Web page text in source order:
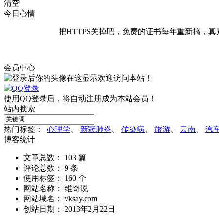
清空
今日心情
把HTTPS关掉吧，免费的证书每年重新搞，真
会员中心
欢迎访问本站！
使用QQ登录后，将自动注册成为本站会员！
站内搜索
热门标签： 心理学 新冠肺炎 传染病 旅游 云南
汽
博客统计
文章总数： 103 篇
评论总数： 9 条
使用标签： 160 个
网站名称： 维奇说
网站域名： vksay.com
创站日期： 2013年2月22日